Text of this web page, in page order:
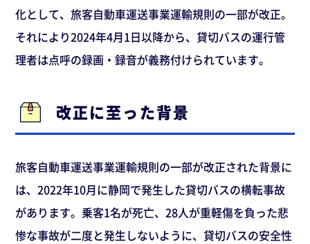
化として、旅客自動車運送事業運輸規則の一部が改正。
それにより2024年4月1日以降から、貸切バスの運行管
理者は点呼の録画・録音が義務付けられています。
改正に至った背景
旅客自動車運送事業運輸規則の一部が改正された背景に
は、2022年10月に静岡で発生した貸切バスの横転事故
があります。乗客1名が死亡、28人が重軽傷を負った悲
惨な事故が二度と発生しないように、貸切バスの安全性